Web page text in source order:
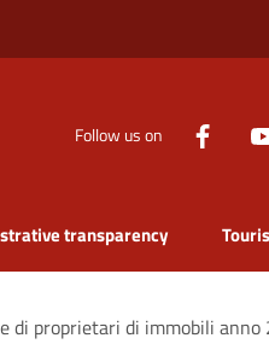
Follow us on
transparency
di proprietari di immobili anno